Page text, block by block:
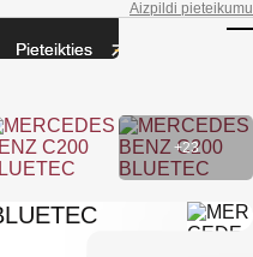
Aizpildi pieteikumu
+23